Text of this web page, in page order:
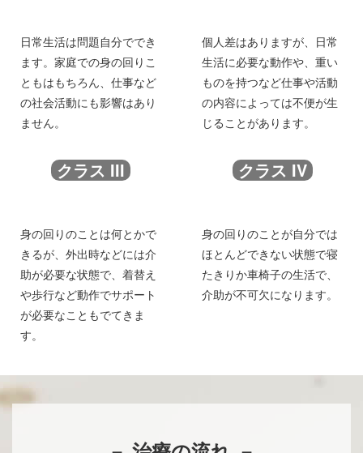
日常生活は問題自分ででき
ます。家庭での身の回りこ
ともはもちろん、仕事など
の社会活動にも影響はあり
ません。
個人差はありますが、日常
生活に必要な動作や、重い
ものを持つなど仕事や活動
の内容によっては不便が生
じることがあります。
クラス III
身の回りのことは何とかで
きるが、外出時などには介
助が必要な状態で、着替え
や歩行など動作でサポート
が必要なこともでてきま
す。
クラス IV
身の回りのことが自分では
ほとんどできない状態で寝
たきりか車椅子の生活で、
介助が不可欠になります。